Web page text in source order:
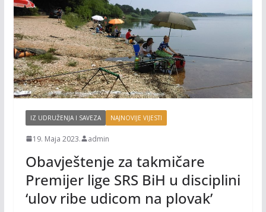
IZ UDRUŽENJA I SAVEZA NAJNOVIJE VIJESTI
19. Maja 2023. admin
Obavještenje za takmičare
Premijer lige SRS BiH u disciplini
‘ulov ribe udicom na plovak’